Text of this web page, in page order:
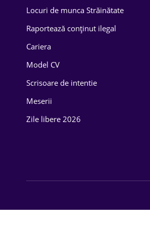
IT / Telecom
Lemn / PVC
Mașini / Auto
Media / Internet
Locuri de munca Străinătate
Raportează conținut ilegal
Cariera
Model CV
Scrisoare de intentie
Meserii
Zile libere 2026